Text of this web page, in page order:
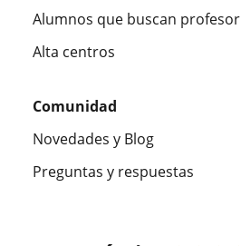
Alumnos que buscan profesor
Alta centros
Comunidad
Novedades y Blog
Preguntas y respuestas